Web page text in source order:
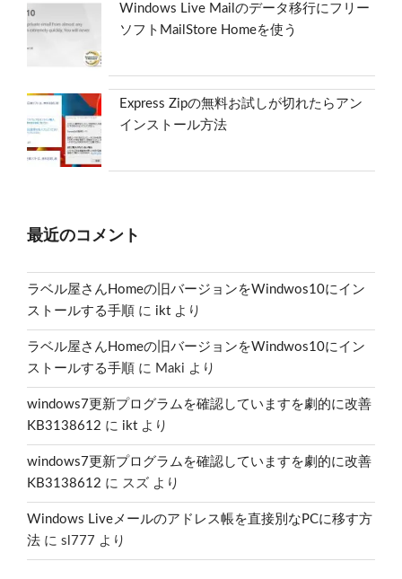
Windows Live Mailのデータ移行にフリー
ソフトMailStore Homeを使う
Express Zipの無料お試しが切れたらアン
インストール方法
最近のコメント
ラベル屋さんHomeの旧バージョンをWindwos10にイン
ストールする手順 に ikt より
ラベル屋さんHomeの旧バージョンをWindwos10にイン
ストールする手順 に Maki より
windows7更新プログラムを確認していますを劇的に改善
KB3138612 に ikt より
windows7更新プログラムを確認していますを劇的に改善
KB3138612 に スズ より
Windows Liveメールのアドレス帳を直接別なPCに移す方
法 に sl777 より